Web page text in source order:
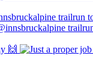
trailrun
🙌